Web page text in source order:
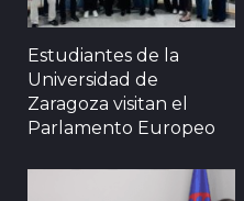
Estudiantes de la
Universidad de
Zaragoza visitan el
Parlamento Europeo